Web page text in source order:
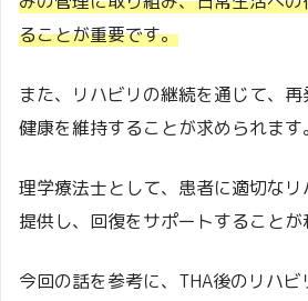
ることが重要です。
また、リハビリの継続を通じて、
健康を維持することが求められます。
理学療法士として、患者に適切な
提供し、回復をサポートすることが
今回の話を参考に、THA後のリハ